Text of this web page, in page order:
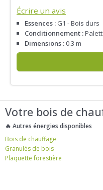
Écrire un avis
Essences : G1 - Bois durs
Conditionnement :
Dimensions : 0.3 m
Votre bois de
🔥 Autres énergies disponibles
Bois de chauffage
Granulés de bois
Plaquette forestière